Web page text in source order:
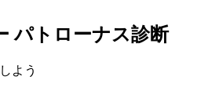
パトローナス診断
よう